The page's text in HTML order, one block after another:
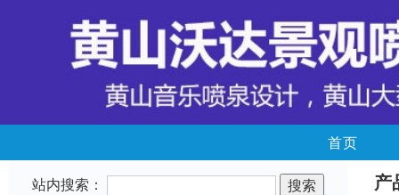
首页
站内搜索： 产